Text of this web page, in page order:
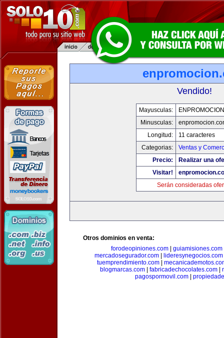
Vendido!
Mayusculas:
Minusculas:
Longitud:
11 caracteres
Categorias:
Ventas y
Precio:
Realizar una
Visitar!
Serán consideradas
Otros dominios en venta:
forodeopiniones.com
guiamisiones.com
mercadosegurador.com
lideresynegocios.com
tuemprendimiento.com
blogmarcas.com
fabricadechocolates.com
pagospormovil.com|